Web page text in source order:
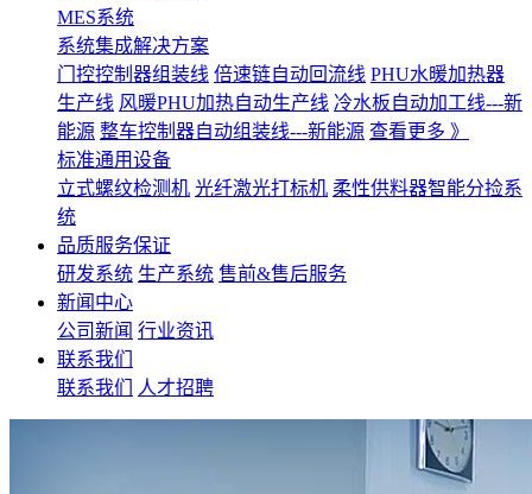
MES系统
系统集成解决方案
门控控制器组装线 倍速链自动回流线 PHU水暖加热器
生产线 风暖PHU加热自动生产线 冷水板自动加工线---新
能源 整车控制器自动组装线---新能源 查看更多 》
标准通用设备
立式螺纹检测机 光纤激光打标机 柔性供料器智能分捡系
统
品质服务保证
研发系统 生产系统 售前&售后服务
新闻中心
公司新闻 行业资讯
联系我们
联系我们
人才招聘